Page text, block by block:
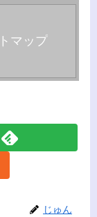
マップ
じゅん